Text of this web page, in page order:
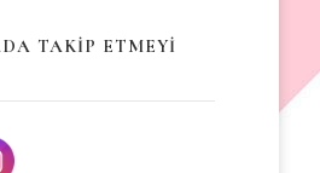
TAKİP ETMEYİ